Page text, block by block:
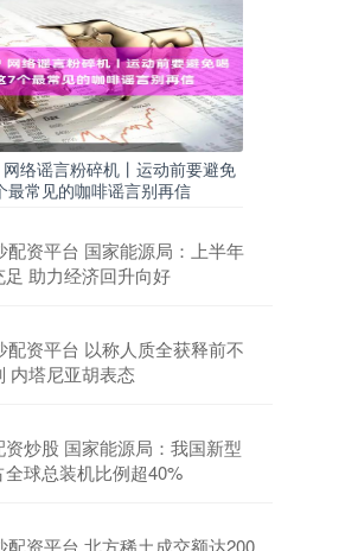
络谣言粉碎机丨运动前要避免
最常见的咖啡谣言别再信
配资平台 国家能源局：上半年
助力经济回升向好
配资平台 以称人质全获释前不
内塔尼亚胡表态
炒股 国家能源局：我国新型
球总装机比例超40%
配资平台 北方稀土成交额达200